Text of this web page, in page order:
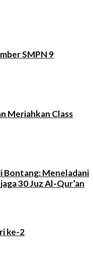
SMPN 9
Meriahkan Class
Bontang: Meneladani
30 Juz Al-Qur’an
ke-2